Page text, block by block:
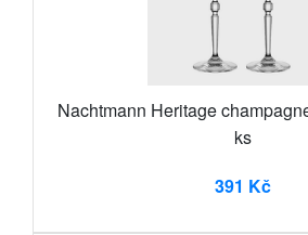
Nachtmann Heritage
ks
391 Kč